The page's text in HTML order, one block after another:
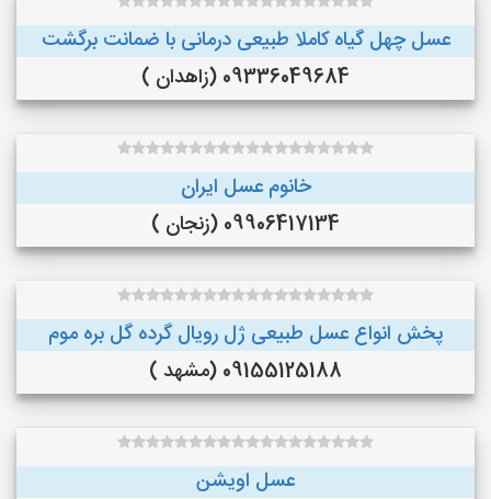
عسل چهل گیاه کاملا طبیعی درمانی با ضمانت برگشت
09336049684 (زاهدان )
خانوم عسل ایران
09906417134 (زنجان )
پخش انواع عسل طبیعی ژل رویال گرده گل بره موم
09155125188 (مشهد )
عسل اویشن